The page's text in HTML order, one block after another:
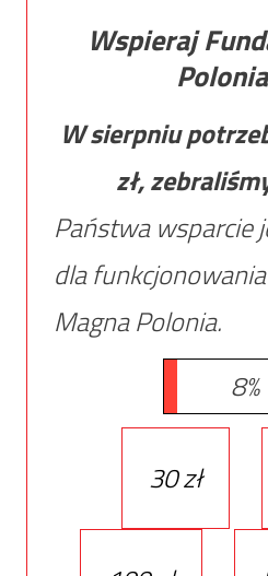
Wspieraj
W sierpniu
zł,
Państwa wsparcie
dla
Magna Polonia.
8%
30 zł